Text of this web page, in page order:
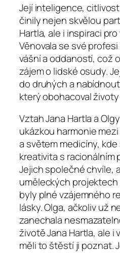
Její inteligence,
činily nejen skvělou
Hartla, ale i inspiraci
Věnovala se své
vášní a oddaností, což
zájem o lidské osudy.
do druhých a
který obohacoval
Vztah Jana Hartla a
ukázkou harmonie
a světem medicíny,
kreativita s racionálním
Jejich společné chvíle,
uměleckých projektech
byly plné vzájemného
lásky. Olga, ačkoliv už
zanechala
životě Jana Hartla, ale
měli to štěstí ji poznat.